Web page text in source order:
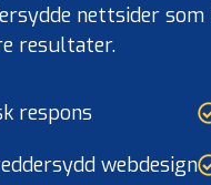
webdesign
og
nettsider
resultater.
respons
webdesign